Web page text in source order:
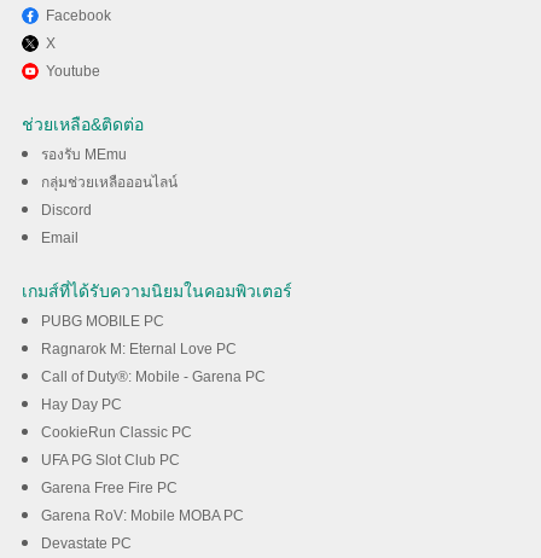
สนุกกับการเล่น School Party
Craft บนพีซีด้วย MEmu
ดาวน์โหลด
Facebook
X
Youtube
ช่วยเหลือ&ติดต่อ
รองรับ MEmu
กลุ่มช่วยเหลือออนไลน์
Discord
Email
เกมส์ที่ได้รับความนิยมในคอมพิวเตอร์
PUBG MOBILE PC
Ragnarok M: Eternal Love PC
Call of Duty®: Mobile - Garena PC
Hay Day PC
CookieRun Classic PC
UFA PG Slot Club PC
Garena Free Fire PC
Garena RoV: Mobile MOBA PC
Devastate PC